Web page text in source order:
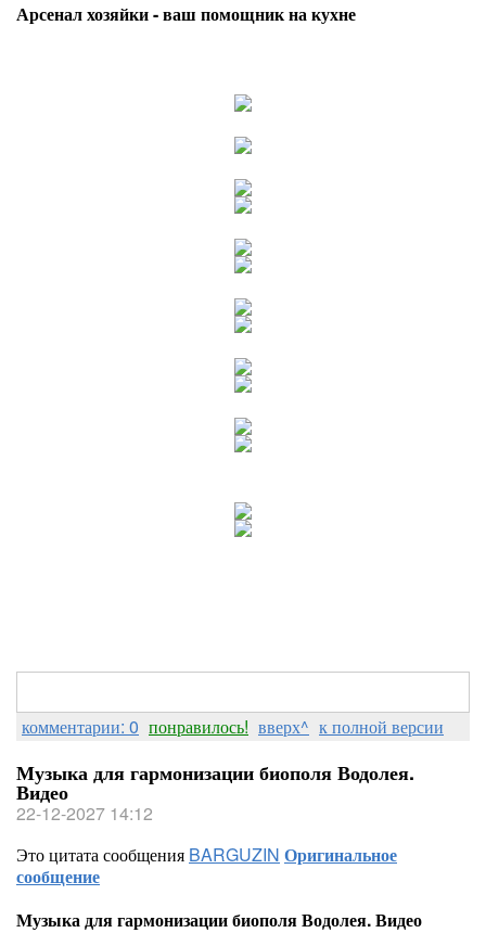
Арсенал хозяйки - ваш помощник на кухне
комментарии: 0 понравилось! вверх^ к полной версии
Музыка для гармонизации биополя Водолея.
Видео
22-12-2027 14:12
Это цитата сообщения BARGUZIN Оригинальное
сообщение
Музыка для гармонизации биополя Водолея. Видео